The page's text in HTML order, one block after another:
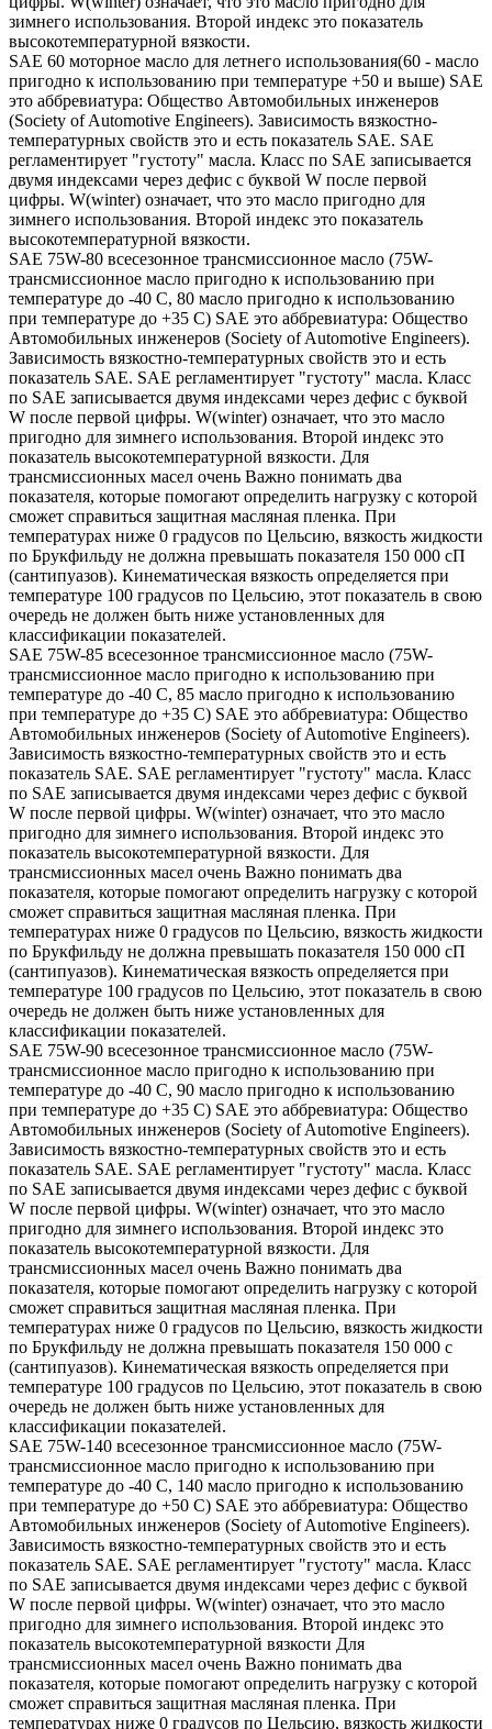
зимнего использования. Второй индекс это показатель
высокотемпературной вязкости.
SAE 60 моторное масло для летнего использования(60 - масло
пригодно к использованию при температуре +50 и выше) SAE
это аббревиатура: Общество Автомобильных инженеров
(Society of Automotive Engineers). Зависимость вязкостно-
температурных свойств это и есть показатель SAE. SAE
регламентирует "густоту" масла. Класс по SAE записывается
двумя индексами через дефис с буквой W после первой
цифры. W(winter) означает, что это масло пригодно для
зимнего использования. Второй индекс это показатель
высокотемпературной вязкости.
SAE 75W-80 всесезонное трансмиссионное масло (75W-
трансмиссионное масло пригодно к использованию при
температуре до -40 С, 80 масло пригодно к использованию
при температуре до +35 С) SAE это аббревиатура: Общество
Автомобильных инженеров (Society of Automotive Engineers).
Зависимость вязкостно-температурных свойств это и есть
показатель SAE. SAE регламентирует "густоту" масла. Класс
по SAE записывается двумя индексами через дефис с буквой
W после первой цифры. W(winter) означает, что это масло
пригодно для зимнего использования. Второй индекс это
показатель высокотемпературной вязкости. Для
трансмиссионных масел очень Важно понимать два
показателя, которые помогают определить нагрузку с которой
сможет справиться защитная масляная пленка. При
температурах ниже 0 градусов по Цельсию, вязкость жидкости
по Брукфильду не должна превышать показателя 150 000 сП
(сантипуазов). Кинематическая вязкость определяется при
температуре 100 градусов по Цельсию, этот показатель в свою
очередь не должен быть ниже установленных для
классификации показателей.
SAE 75W-85 всесезонное трансмиссионное масло (75W-
трансмиссионное масло пригодно к использованию при
температуре до -40 С, 85 масло пригодно к использованию
при температуре до +35 С) SAE это аббревиатура: Общество
Автомобильных инженеров (Society of Automotive Engineers).
Зависимость вязкостно-температурных свойств это и есть
показатель SAE. SAE регламентирует "густоту" масла. Класс
по SAE записывается двумя индексами через дефис с буквой
W после первой цифры. W(winter) означает, что это масло
пригодно для зимнего использования. Второй индекс это
показатель высокотемпературной вязкости. Для
трансмиссионных масел очень Важно понимать два
показателя, которые помогают определить нагрузку с которой
сможет справиться защитная масляная пленка. При
температурах ниже 0 градусов по Цельсию, вязкость жидкости
по Брукфильду не должна превышать показателя 150 000 сП
(сантипуазов). Кинематическая вязкость определяется при
температуре 100 градусов по Цельсию, этот показатель в свою
очередь не должен быть ниже установленных для
классификации показателей.
SAE 75W-90 всесезонное трансмиссионное масло (75W-
трансмиссионное масло пригодно к использованию при
температуре до -40 С, 90 масло пригодно к использованию
при температуре до +35 С) SAE это аббревиатура: Общество
Автомобильных инженеров (Society of Automotive Engineers).
Зависимость вязкостно-температурных свойств это и есть
показатель SAE. SAE регламентирует "густоту" масла. Класс
по SAE записывается двумя индексами через дефис с буквой
W после первой цифры. W(winter) означает, что это масло
пригодно для зимнего использования. Второй индекс это
показатель высокотемпературной вязкости. Для
трансмиссионных масел очень Важно понимать два
показателя, которые помогают определить нагрузку с которой
сможет справиться защитная масляная пленка. При
температурах ниже 0 градусов по Цельсию, вязкость жидкости
по Брукфильду не должна превышать показателя 150 000 с
(сантипуазов). Кинематическая вязкость определяется при
температуре 100 градусов по Цельсию, этот показатель в свою
очередь не должен быть ниже установленных для
классификации показателей.
SAE 75W-140 всесезонное трансмиссионное масло (75W-
трансмиссионное масло пригодно к использованию при
температуре до -40 С, 140 масло пригодно к использованию
при температуре до +50 С) SAE это аббревиатура: Общество
Автомобильных инженеров (Society of Automotive Engineers).
Зависимость вязкостно-температурных свойств это и есть
показатель SAE. SAE регламентирует "густоту" масла. Класс
по SAE записывается двумя индексами через дефис с буквой
W после первой цифры. W(winter) означает, что это масло
пригодно для зимнего использования. Второй индекс это
показатель высокотемпературной вязкости Для
трансмиссионных масел очень Важно понимать два
показателя, которые помогают определить нагрузку с которой
сможет справиться защитная масляная пленка. При
температурах ниже 0 градусов по Цельсию, вязкость жидкости